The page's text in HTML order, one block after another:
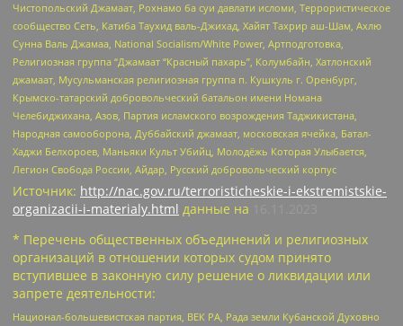
Чистопольский Джамаат, Рохнамо ба суи давлати исломи, Террористическое
сообщество Сеть, Катиба Таухид валь-Джихад, Хайят Тахрир аш-Шам, Ахлю
Сунна Валь Джамаа, National Socialism/White Power, Артподготовка,
Религиозная группа “Джамаат “Красный пахарь”, Колумбайн, Хатлонский
джамаат, Мусульманская религиозная группа п. Кушкуль г. Оренбург,
Крымско-татарский добровольческий батальон имени Номана
Челебиджихана, Азов, Партия исламского возрождения Таджикистана,
Народная самооборона, Дуббайский джамаат, московская ячейка, Батал-
Хаджи Белхороев, Маньяки Культ Убийц, Молодёжь Которая Улыбается,
Легион Свобода России, Айдар, Русский добровольческий корпус
Источник: http://nac.gov.ru/terroristicheskie-i-ekstremistskie-
organizacii-i-materialy.html данные на
* Перечень общественных объединений и религиозных
организаций в отношении которых судом принято
вступившее в законную силу решение о ликвидации или
запрете деятельности:
Национал-большевистская партия, ВЕК РА, Рада земли Кубанской Духовно